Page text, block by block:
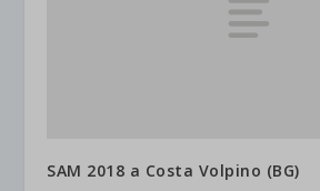
SAM 2018 a Costa Volpino (BG)